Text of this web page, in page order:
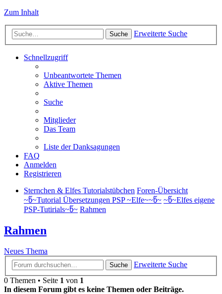
Zum Inhalt
Suche Erweiterte Suche
Schnellzugriff
Unbeantwortete Themen
Aktive Themen
Suche
Mitglieder
Das Team
Liste der Danksagungen
FAQ
Anmelden
Registrieren
Sternchen & Elfes Tutorialstübchen Foren-Übersicht
~წ~Tutorial Übersetzungen PSP ~Elfe~~წ~ ~წ~Elfes eigene
PSP-Tutirials~წ~ Rahmen
Rahmen
Neues Thema
Suche
Erweiterte Suche
0 Themen • Seite 1 von 1
In diesem Forum gibt es keine Themen oder Beiträge.